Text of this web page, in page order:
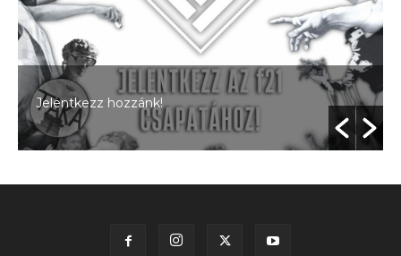
Jelentkezz hozzánk!